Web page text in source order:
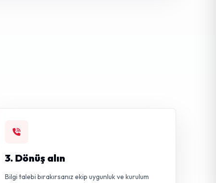
3. Dönüş alın
Bilgi talebi bırakırsanız ekip uygunluk ve kurulum